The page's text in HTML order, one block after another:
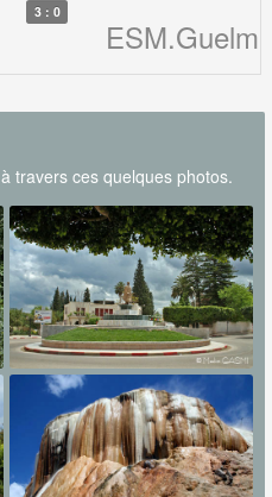
3 : 0
à travers ces quelques photos.